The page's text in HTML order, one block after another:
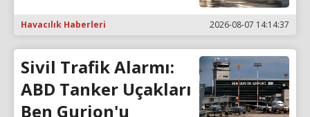
Havacılık Haberleri 2026-08-07 14:14:37
Sivil Trafik Alarmı:
ABD Tanker Uçakları
Ben Gurion'u